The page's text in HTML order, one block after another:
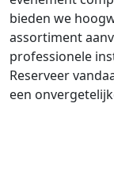
bieden we
assortiment
professionele
Reserveer
een